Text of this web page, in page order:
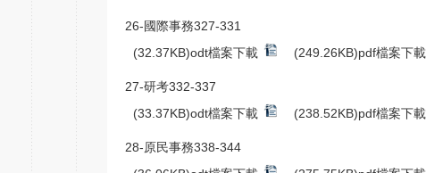
26-國際事務327-331
(32.37KB)odt檔案下載
(249.26KB)pdf檔案下載
27-研考332-337
(33.37KB)odt檔案下載
(238.52KB)pdf檔案下載
28-原民事務338-344